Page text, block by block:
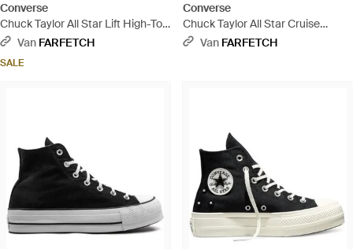
Converse
Chuck Taylor All Star Lift High-Top
Sneakers Met Plateauzool - Zwart
Van FARFETCH
SALE
Converse
Chuck Taylor All Star Cruise
Sneakers Met Plateauzool - Zwart
Van FARFETCH